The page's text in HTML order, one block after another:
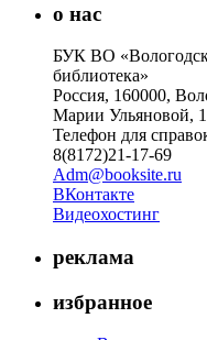
о нас
БУК ВО
библиотека»
Россия, 160000,
Марии Ульяновой, 1
Телефон для
8(8172)21-17-69
Adm@booksite.ru
ВКонтакте
Видеохостинг
реклама
избранное